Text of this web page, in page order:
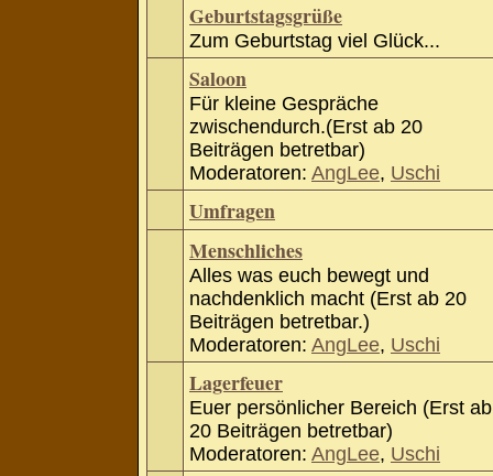
Geburtstagsgrüße
Zum Geburtstag viel Glück...
Saloon
Für kleine Gespräche
zwischendurch.(Erst ab 20
Beiträgen betretbar)
Moderatoren: AngLee, Uschi
Umfragen
Menschliches
Alles was euch bewegt und
nachdenklich macht (Erst ab 20
Beiträgen betretbar.)
Moderatoren: AngLee, Uschi
Lagerfeuer
Euer persönlicher Bereich (Erst ab
20 Beiträgen betretbar)
Moderatoren: AngLee, Uschi